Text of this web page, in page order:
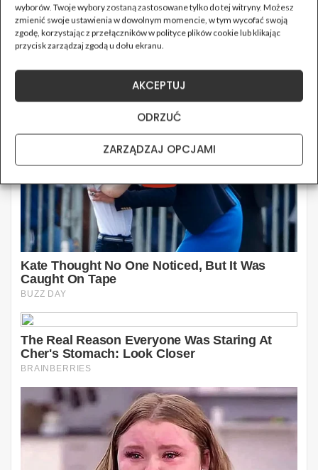
wyborów. Twoje wybory zostaną zastosowane tylko do tej witryny. Możesz
zmienić swoje ustawienia w dowolnym momencie, w tym wycofać swoją
zgodę, korzystając z przełączników w polityce plików cookie lub klikając
przycisk zarządzaj zgodą u dołu ekranu.
AKCEPTUJ
ODRZUĆ
ZARZĄDZAJ OPCJAMI